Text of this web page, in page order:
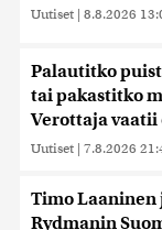
Uutiset | 8.8.2026
Palautitko
tai pakastitko
Verottaja vaatii
Uutiset | 7.8.2026
Timo
Rydmanin